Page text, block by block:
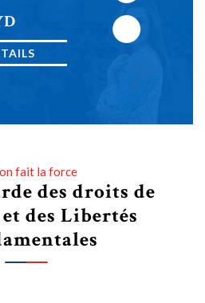
PLUS DE DÉTAILS
Previous
fait la force
des droits de
des Libertés